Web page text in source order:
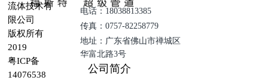
流体技术有
限公司
版权所有
2019
粤ICP备
14076538
电话：18038813385
传真：0757-82258779
地址：广东省佛山市禅城区
华富北路3号
公司简介